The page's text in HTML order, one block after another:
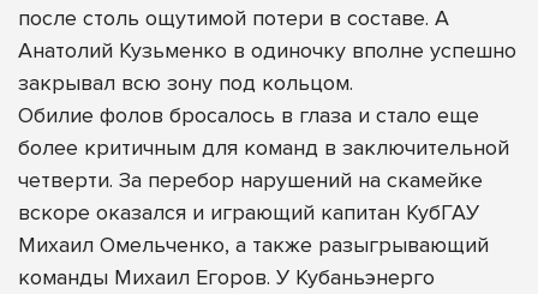
после столь ощутимой потери в составе. А
Анатолий Кузьменко в одиночку вполне успешно
закрывал всю зону под кольцом.
Обилие фолов бросалось в глаза и стало еще
более критичным для команд в заключительной
четверти. За перебор нарушений на скамейке
вскоре оказался и играющий капитан КубГАУ
Михаил Омельченко, а также разыгрывающий
команды Михаил Егоров. У Кубаньэнерго